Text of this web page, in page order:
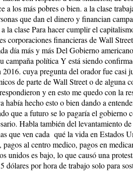
a los más pobres o bien. a la clase
que dan el dinero y financian
la clase Para hacer cumplir el
corporaciones financieras de Wall
día más y más Del Gobierno
campaña política Y está siendo
cuya pregunta del orador fue casi
de parte de Wall Street o de alguna
y en esto me quedo con la
había hecho esto o bien dando a
que a futuro se lo pagaría el gobierno
Habla también del levantamiento
que ven cada qué la vida en
pagos al centro medico, pagos en
unidos es bajo, lo que causó una
dólares por hora de trabajo solo para